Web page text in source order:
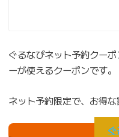
ぐるなびネット予約クー
ーが使えるクーポンです。
ネット予約限定で、お得な